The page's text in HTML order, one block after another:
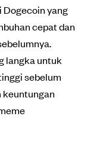
Dogecoin yang
cepat dan
langka untuk
sebelum
keuntungan